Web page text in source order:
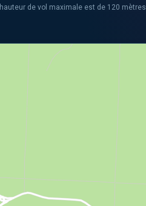
hauteur de vol maximale est de 120 mètres